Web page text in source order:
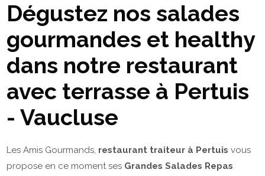
Dégustez nos salades
gourmandes et healthy
dans notre restaurant
avec terrasse à Pertuis
- Vaucluse
Les Amis Gourmands, restaurant traiteur à Pertuis vous
propose en ce moment ses Grandes Salades Repas